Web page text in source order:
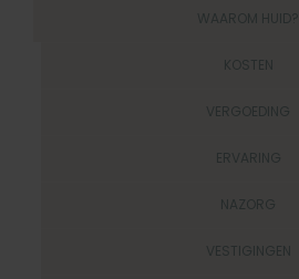
WAAROM HUID?
KOSTEN
VERGOEDING
ERVARING
NAZORG
VESTIGINGEN